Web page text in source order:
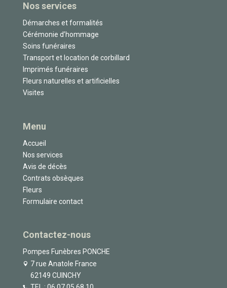
Nos services
Démarches et formalités
Cérémonie d’hommage
Soins funéraires
Transport et location de corbillard
Imprimés funéraires
Fleurs naturelles et artificielles
Visites
Menu
Accueil
Nos services
Avis de décès
Contrats obsèques
Fleurs
Formulaire contact
Contactez-nous
Pompes Funèbres PONCHE
7 rue Anatole France
62149 CUINCHY